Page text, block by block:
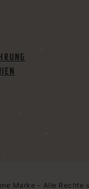
Marke - Alle Rechte